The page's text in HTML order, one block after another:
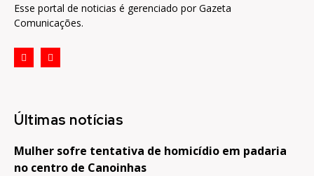
Esse portal de noticias é gerenciado por Gazeta
Comunicações.
Últimas notícias
Mulher sofre tentativa de homicídio em padaria
no centro de Canoinhas